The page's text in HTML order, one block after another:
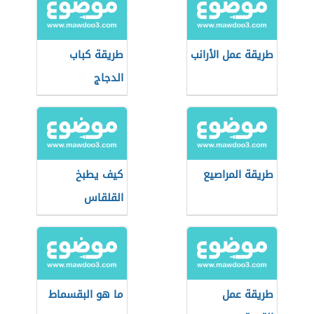
طريقة عمل الأرانب
طريقة كباب
الدجاج
طريقة المراصيع
كيف يطبخ
القلقاس
طريقة عمل
ما هو البقسماط